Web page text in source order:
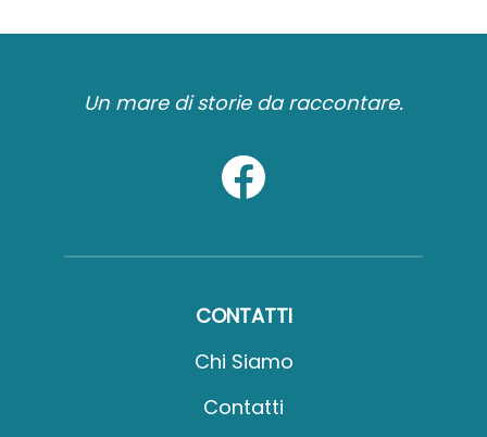
Un mare di storie da raccontare.
CONTATTI
Chi Siamo
Contatti